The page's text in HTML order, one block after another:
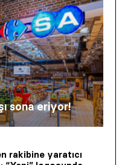
sona eriyor!
rakibine yaratıcı